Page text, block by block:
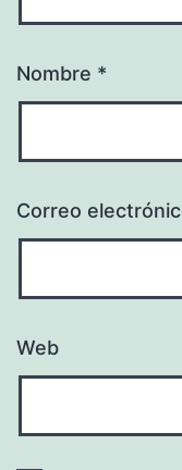
Nombre *
Correo
Web